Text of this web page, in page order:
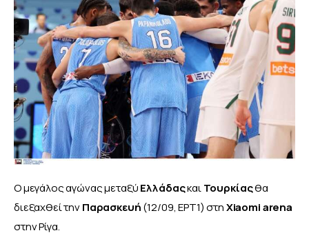
Ο μεγάλος αγώνας μεταξύ Ελλάδας και Τουρκίας θα
διεξαχθεί την Παρασκευή (12/09, ΕΡΤ1) στη Xiaomi arena
στην Ρίγα.